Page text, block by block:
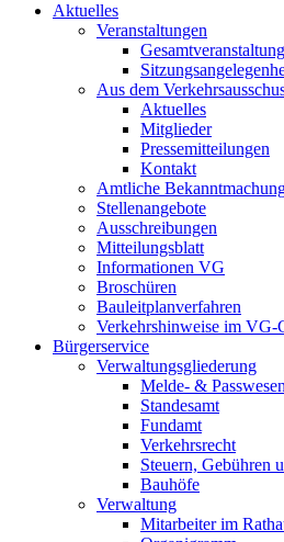
Aktuelles
Veranstaltungen
Aus dem
Aktuelles
Mitglieder
Pressemitteilungen
Kontakt
Amtliche
Stellenangebote
Ausschreibungen
Mitteilungsblatt
Informationen VG
Broschüren
Bauleitplanverfahren
Verkehrshinweise im VG-
Bürgerservice
Verwaltungsgliederung
Melde- & Passwesen
Standesamt
Fundamt
Verkehrsrecht
Steuern, Gebühren
Bauhöfe
Verwaltung
Mitarbeiter im